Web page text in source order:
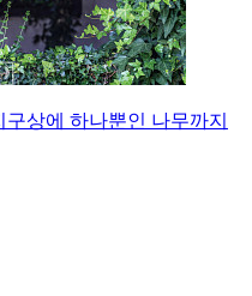
상에 하나뿐인 나무까지